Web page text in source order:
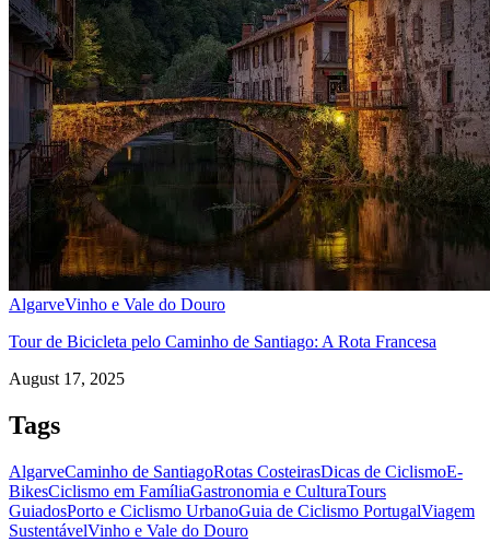
Tours Vinícolas pelo Douro de Bicicleta - Top Bike Tours
7 Dias|4/5
AlgarveVinho e Vale do Douro
Tour de Bicicleta pelo Caminho de Santiago: A Rota Francesa
August 17, 2025
Tags
AlgarveCaminho de SantiagoRotas CosteirasDicas de CiclismoE-
BikesCiclismo em FamíliaGastronomia e CulturaTours
GuiadosPorto e Ciclismo UrbanoGuia de Ciclismo PortugalViagem
SustentávelVinho e Vale do Douro